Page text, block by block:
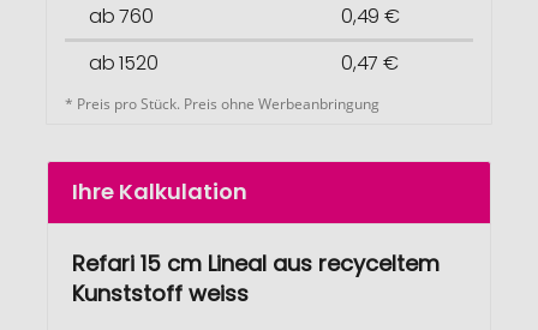
ab 760
0,49 €
ab 1520
0,47 €
* Preis pro Stück. Preis ohne Werbeanbringung
Ihre Kalkulation
Refari 15 cm Lineal aus recyceltem
Kunststoff weiss